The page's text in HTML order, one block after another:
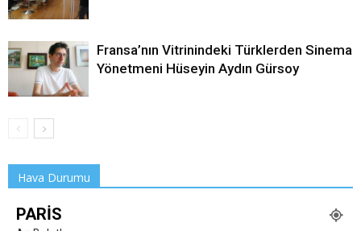
Fransa’nın Vitrinindeki Türklerden Sinema
Yönetmeni Hüseyin Aydın Gürsoy
Hava Durumu
PARIS